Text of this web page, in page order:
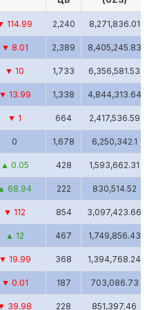
11 38,500
3,500
3,500
3,500
114.99 2,240 8,271,836.01
▼ 8.01 2,389 8,405,245.83
▼ 10 1,733 6,356,581.53
▼ 13.99 1,338 4,844,313.64
▼ 1 664 2,417,536.59
0 1,678 6,250,342.1
▲ 0.05 428 1,593,662.31
68.94 222 830,514.52
▼ 112 854 3,097,423.66
▲ 12 467 1,749,856.43
▼ 19.99 368 1,394,768.24
▼ 0.01 187 703,086.73
39.98 228 851,397.46